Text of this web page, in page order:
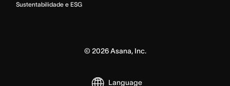
Sustentabilidade e ESG
© 2026Asana, Inc.
Language